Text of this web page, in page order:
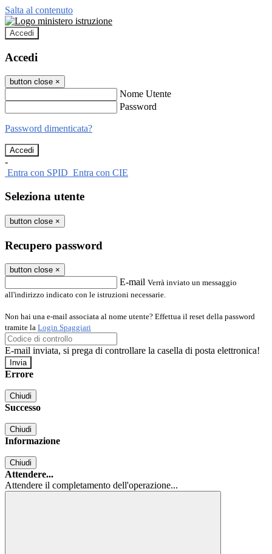
Salta al contenuto
Accedi
Accedi
button close ×
Nome Utente
Password
Password dimenticata?
-
Entra con SPID Entra con CIE
Seleziona utente
button close ×
Recupero password
button close ×
E-mail Verrà inviato un messaggio
all'indirizzo indicato con le istruzioni necessarie.
Non hai una e-mail associata al nome utente? Effettua il reset della password
tramite la Login Spaggiari
E-mail inviata, si prega di controllare la casella di posta elettronica!
Errore
Chiudi
Successo
Chiudi
Informazione
Chiudi
Attendere...
Attendere il completamento dell'operazione...